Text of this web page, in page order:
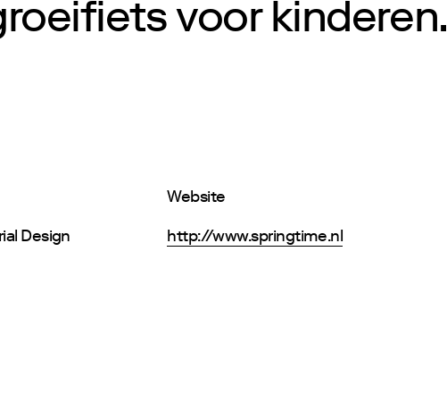
voor kinderen.
Design
Website
http://www.springtime.nl